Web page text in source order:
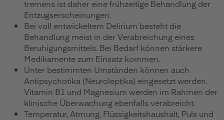
tremens ist daher eine frühzeitige Behandlung der
Entzugserscheinungen.
Bei voll entwickeltem Delirium besteht die
Behandlung meist in der Verabreichung eines
Beruhigungsmittels. Bei Bedarf können stärkere
Medikamente zum Einsatz kommen.
Unter bestimmten Umständen können auch
Antipsychotika (Neuroleptika) eingesetzt werden.
Vitamin B1 und Magnesium werden im Rahmen der
klinische Überwachung ebenfalls verabreicht.
Temperatur, Atmung, Flüssigkeitshaushalt, Puls und